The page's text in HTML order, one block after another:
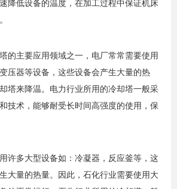
降低设备的温度，在加工过程中保证机床
主要应用领域之一，电厂常常需要使用
压器等设备，这些设备会产生大量的热
塔来降温。电力行业所用的冷却塔一般采
技术，能够耐受长时间高强度的使用，保
多大型设备如：冷凝器，反应釜等，这
大量的热量。因此，石化行业需要使用大